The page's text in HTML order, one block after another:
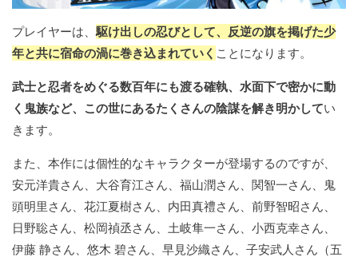
プレイヤーは、駆け出しの忍びとして、反逆の旗を掲げた少
年と共に宿命の渦に巻き込まれていく ことになります。
武士と忍者をめぐる数百年にも渡る確執、水面下で密かに動
く鬼族など、この世にあるたくさんの陰謀を解き明かしてい
きます。
また、本作には個性的なキャラクターが登場するのですが、
安元洋貴さん、大谷育江さん、福山潤さん、関智一さん、鬼
頭明里さん、花江夏樹さん、内田真禮さん、前野智昭さん、
日野聡さん、松岡禎丞さん、土岐隼一さん、小西克幸さん、
伊藤 静さん、悠木 碧さん、早見沙織さん、子安武人さん（五